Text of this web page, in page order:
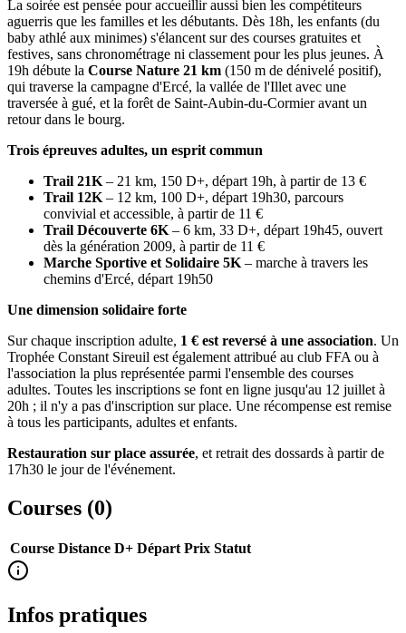
La soirée est pensée pour accueillir aussi bien les compétiteurs
aguerris que les familles et les débutants. Dès 18h, les enfants (du
baby athlé aux minimes) s'élancent sur des courses gratuites et
festives, sans chronométrage ni classement pour les plus jeunes. À
19h débute la Course Nature 21 km (150 m de dénivelé positif),
qui traverse la campagne d'Ercé, la vallée de l'Illet avec une
traversée à gué, et la forêt de Saint-Aubin-du-Cormier avant un
retour dans le bourg.
Trois épreuves adultes, un esprit commun
Trail 21K – 21 km, 150 D+, départ 19h, à partir de 13 €
Trail 12K – 12 km, 100 D+, départ 19h30, parcours
convivial et accessible, à partir de 11 €
Trail Découverte 6K – 6 km, 33 D+, départ 19h45, ouvert
dès la génération 2009, à partir de 11 €
Marche Sportive et Solidaire 5K – marche à travers les
chemins d'Ercé, départ 19h50
Une dimension solidaire forte
Sur chaque inscription adulte, 1 € est reversé à une association. Un
Trophée Constant Sireuil est également attribué au club FFA ou à
l'association la plus représentée parmi l'ensemble des courses
adultes. Toutes les inscriptions se font en ligne jusqu'au 12 juillet à
20h ; il n'y a pas d'inscription sur place. Une récompense est remise
à tous les participants, adultes et enfants.
Restauration sur place assurée, et retrait des dossards à partir de
17h30 le jour de l'événement.
Courses (0)
Course Distance D+ Départ Prix Statut
Infos pratiques